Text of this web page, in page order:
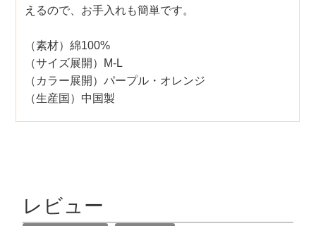
えるので、お手入れも簡単です。
（素材）綿100%
（サイズ展開）M-L
（カラー展開）パープル・オレンジ
（生産国）中国製
レビュー